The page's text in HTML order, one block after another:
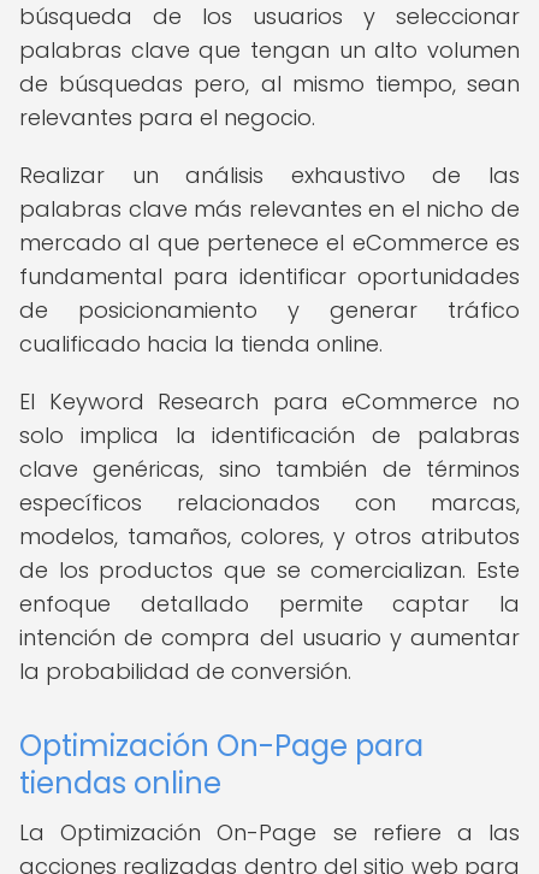
búsqueda de los usuarios y seleccionar
palabras clave que tengan un alto volumen
de búsquedas pero, al mismo tiempo, sean
relevantes para el negocio.
Realizar un análisis exhaustivo de las
palabras clave más relevantes en el nicho de
mercado al que pertenece el eCommerce es
fundamental para identificar oportunidades
de posicionamiento y generar tráfico
cualificado hacia la tienda online.
El Keyword Research para eCommerce no
solo implica la identificación de palabras
clave genéricas, sino también de términos
específicos relacionados con marcas,
modelos, tamaños, colores, y otros atributos
de los productos que se comercializan. Este
enfoque detallado permite captar la
intención de compra del usuario y aumentar
la probabilidad de conversión.
Optimización On-Page para
tiendas online
La Optimización On-Page se refiere a las
acciones realizadas dentro del sitio web para